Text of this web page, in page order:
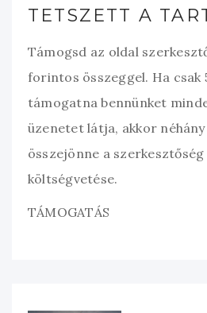
TETSZETT A
Támogsd az oldal
forintos összeggel. Ha
támogatna bennünket
üzenetet látja, akkor
összejönne a szerkesztőség
költségvetése.
TÁMOGATÁS